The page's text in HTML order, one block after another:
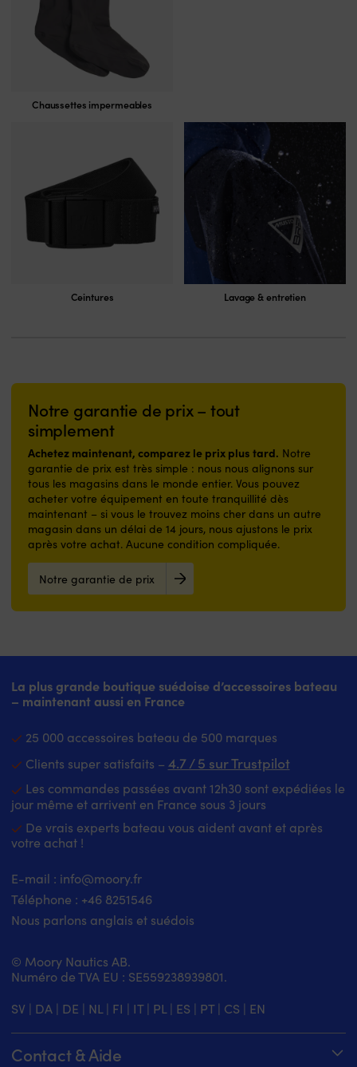
Chaussettes impermeables
Ceintures Lavage & entretien
Notre garantie de prix – tout
simplement
Achetez maintenant, comparez le prix plus tard. Notre
garantie de prix est très simple : nous nous alignons sur
tous les magasins dans le monde entier. Vous pouvez
acheter votre équipement en toute tranquillité dès
maintenant – si vous le trouvez moins cher dans un autre
magasin dans un délai de 14 jours, nous ajustons le prix
après votre achat. Aucune condition compliquée.
Notre garantie de prix
La plus grande boutique suédoise d’accessoires bateau
– maintenant aussi en France
25 000 accessoires bateau de 500 marques
Clients super satisfaits – 4.7 / 5 sur Trustpilot
Les commandes passées avant 12h30 sont expédiées le
jour même et arrivent en France sous 3 jours
De vrais experts bateau vous aident avant et après
votre achat !
E-mail : info@moory.fr
Téléphone : +46 8251546
Nous parlons anglais et suédois
© Moory Nautics AB.
Numéro de TVA EU : SE559238939801.
SV | DA | DE | NL| FI | IT| PL| ES | PT| CS | EN
Contact & Aide